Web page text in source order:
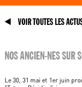
VOIR TOUTES LES
NOS ANCIEN-NES SUR
Le 30, 31 mai et 1er juin